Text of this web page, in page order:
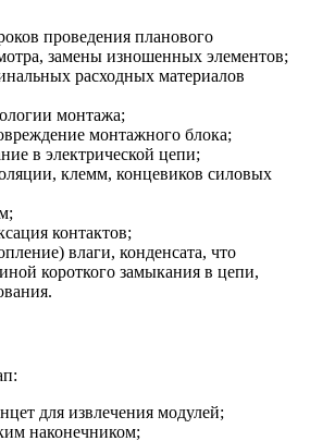
проведения планового
замены изношенных элементов;
расходных материалов
монтажа;
монтажного блока;
в электрической цепи;
клемм, концевиков силовых
контактов;
влаги, конденсата, что
короткого замыкания в цепи,
для извлечения модулей;
наконечником;